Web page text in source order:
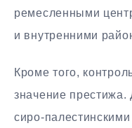
ремесленными
и внутренними
Кроме того,
значение
сиро-